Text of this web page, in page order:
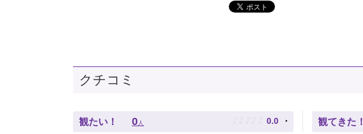
クチコミ
観たい！ 0 人 ♪ ♪ ♪ ♪ ♪ 0.0 観てきた！